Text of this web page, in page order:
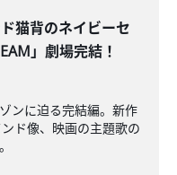
猫背のネイビーセ
」劇場完結！
ンに迫る完結編。新作
ド像、映画の主題歌の